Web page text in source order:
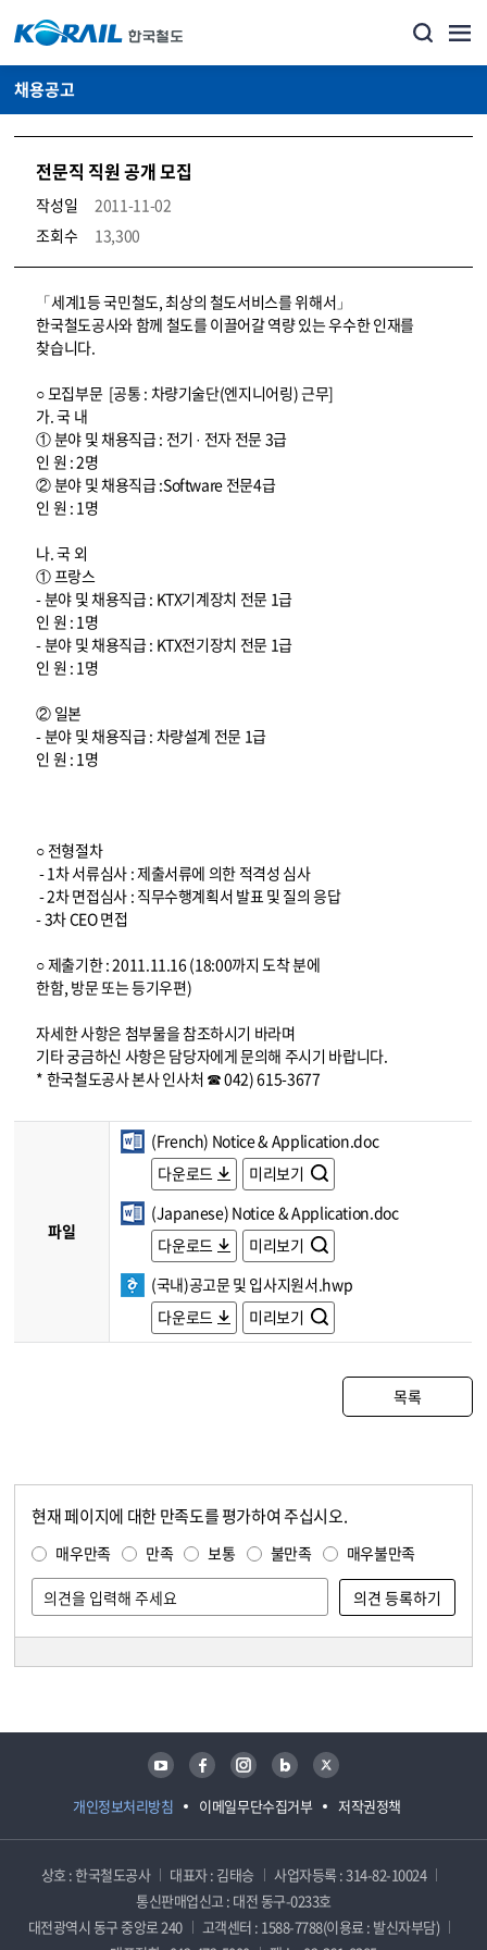
채용공고
전문직 직원 공개 모집
작성일
2011-11-02
조회수
13,300
코레일소개_경영공시_채용공고 상세보기 – 내용, 파일, 담당자 연락처로 구성
「세계1등 국민철도, 최상의 철도서비스를 위해서」
한국철도공사와 함께 철도를 이끌어갈 역량 있는 우수한 인재를
찾습니다.
○ 모집부문 [공통 : 차량기술단(엔지니어링) 근무]
가. 국 내
① 분야 및 채용직급 : 전기 · 전자 전문 3급
인 원 : 2명
② 분야 및 채용직급 :Software 전문4급
인 원 : 1명
나. 국 외
① 프랑스
- 분야 및 채용직급 : KTX기계장치 전문 1급
인 원 : 1명
- 분야 및 채용직급 : KTX전기장치 전문 1급
인 원 : 1명
② 일본
- 분야 및 채용직급 : 차량설계 전문 1급
인 원 : 1명
○ 전형절차
- 1차 서류심사 : 제출서류에 의한 적격성 심사
- 2차 면접심사 : 직무수행계획서 발표 및 질의 응답
- 3차 CEO 면접
○ 제출기한 : 2011.11.16 (18:00까지 도착 분에
한함, 방문 또는 등기우편)
자세한 사항은 첨부물을 참조하시기 바라며
기타 궁금하신 사항은 담당자에게 문의해 주시기 바랍니다.
* 한국철도공사 본사 인사처 ☎ 042) 615-3677
파일
(French) Notice & Application.doc
다운로드
미리보기
(Japanese) Notice & Application.doc
다운로드
미리보기
(국내)공고문 및 입사지원서.hwp
다운로드
미리보기
목록
현재 페이지에 대한 만족도를 평가하여 주십시오.
매우만족 만족 보통 불만족 매우불만족
개인정보처리방침 이메일무단수집거부 저작권정책
유튜브 페이스북 인스타그램 블로그 트위터
상호 : 한국철도공사 대표자 : 김태승
사업자등록 : 314-82-10024
통신판매업신고 : 대전 동구-0233호
대전광역시 동구 중앙로 240
고객센터 : 1588-7788(이용료 : 발신자부담)